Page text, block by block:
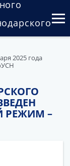
обсуждения
2025 года
РЕЖИМ –